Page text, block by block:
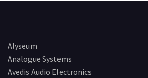
Alyseum
Analogue Systems
Avedis Audio Electronics